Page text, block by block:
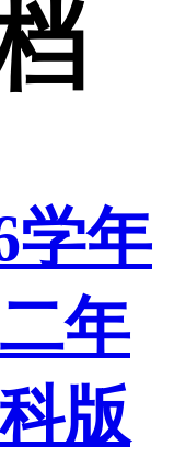
学年
年
版